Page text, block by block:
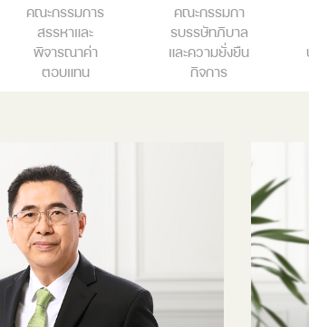
คณะกรรมการ
สรรหาและ
พิจารณาค่า
ตอบแทน
คณะกรรมกา
รบรรษัทภิบาล
และความยั่งยืน
กิจการ